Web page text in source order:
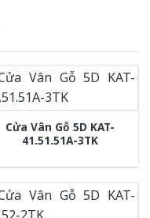
Cửa Vân Gỗ 5D KAT-
41.51.51A-3TK